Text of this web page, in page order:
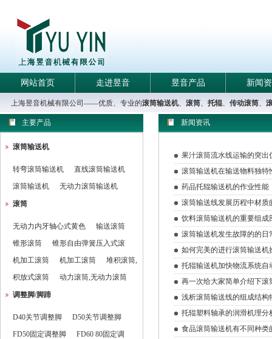
网站首页 走进昱音 昱音产品 新闻
上海昱音机械有限公司——优质、专业的滚筒输送机、 滚筒、 托辊、 传动滚筒、
主要产品
滚筒输送机
转弯滚筒输送机
直线滚筒输送机
滚筒输送机
无动力滚筒输送机
滚筒
无动力内牙轴心式黄色
输送滚筒
锥形滚筒
锥形自由弹簧压入式滚
机加工滚筒
机加工滚筒
堆积滚筒,
积放式滚筒
动力滚筒,无动力滚筒
调整脚/脚蹄
D40关节调整脚
D50关节调整脚
FD50固定调整脚
FD60 80固定调
新闻资讯
果汁滚筒流水线运输的突出
滚筒输送机在输送物料独特
药品托辊输送机的作业性能
滚筒输送线发展历程中材质
饮料滚筒输送机的重要组成
滚筒输送机发生故障的的日
如何完美的进行滚筒输送机
托辊输送机加快物流系统自
再一次给大家简单介绍下滚
浅析滚筒输送线的组成结构
托辊塑料轴承的润滑机理分
食品滚筒输送机有不同种类